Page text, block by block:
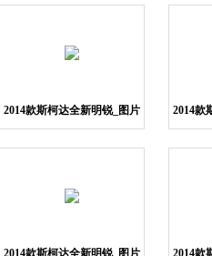
2014款斯柯达全新明锐_图片 2014款
2014款斯柯达全新明锐_图片 2014款